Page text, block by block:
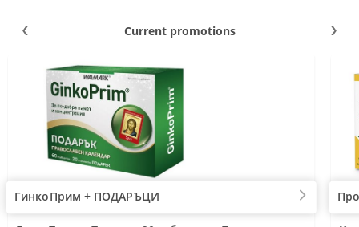
Current promotions
ГинкоПрим + ПОДАРЪЦИ